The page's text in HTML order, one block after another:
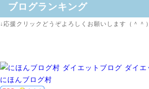
ブログランキング
↓応援クリックどうぞよろしくお願いします（＾＾）
にほんブログ村